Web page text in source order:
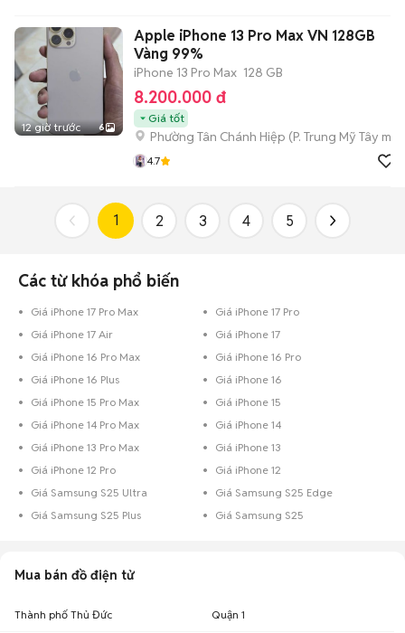
12 giờ trước 6
Apple iPhone 13 Pro Max VN 128GB
Vàng 99%
iPhone 13 Pro Max 128 GB
8.200.000 đ
Giá tốt
Phường Tân Chánh Hiệp (P. Trung Mỹ Tây mới)
4.7
1 2 3 4 5
Các từ khóa phổ biến
Giá iPhone 17 Pro Max
Giá iPhone 17 Pro
Giá iPhone 17 Air
Giá iPhone 17
Giá iPhone 16 Pro Max
Giá iPhone 16 Pro
Giá iPhone 16 Plus
Giá iPhone 16
Giá iPhone 15 Pro Max
Giá iPhone 15
Giá iPhone 14 Pro Max
Giá iPhone 14
Giá iPhone 13 Pro Max
Giá iPhone 13
Giá iPhone 12 Pro
Giá iPhone 12
Giá Samsung S25 Ultra
Giá Samsung S25 Edge
Giá Samsung S25 Plus
Giá Samsung S25
Mua bán đồ điện tử
Thành phố Thủ Đức Quận 1